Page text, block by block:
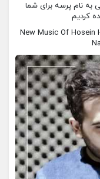
نام پرسه برای شما
کردیم
New Music Of Hosein